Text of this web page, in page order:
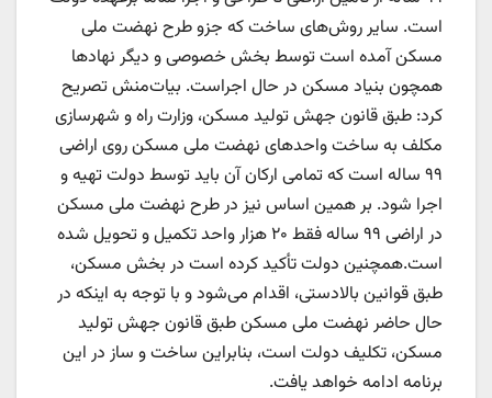
است. سایر روش‌های ساخت که جزو طرح نهضت ملی
مسکن آمده است توسط بخش خصوصی و دیگر نهادها
همچون بنیاد مسکن در حال اجراست. بیات‌منش تصریح
کرد: طبق قانون جهش تولید مسکن، وزارت راه و شهرسازی
مکلف به ساخت واحدهای نهضت ملی مسکن روی اراضی
۹۹ ساله است که تمامی ارکان آن باید توسط دولت تهیه و
اجرا شود. بر همین اساس نیز در طرح نهضت ملی مسکن
در اراضی ۹۹ ساله فقط ۲۰ هزار واحد تکمیل و تحویل شده
است.همچنین دولت تأکید کرده است در بخش مسکن،
طبق قوانین بالادستی، اقدام می‌شود و با توجه به اینکه در
حال حاضر نهضت ملی مسکن طبق قانون جهش تولید
مسکن، تکلیف دولت است، بنابراین ساخت و ساز در این
برنامه ادامه خواهد یافت.